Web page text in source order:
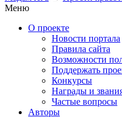
Меню
О проекте
Новости портала
Правила сайта
Возможности
Поддержать
Конкурсы
Награды и
Частые вопросы
Авторы